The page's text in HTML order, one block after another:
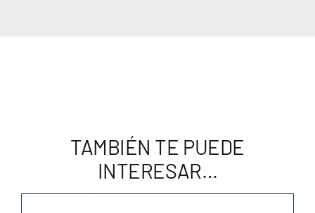
TAMBIÉN TE PUEDE
INTERESAR…